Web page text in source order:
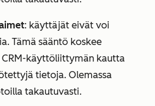
: käyttäjät eivät voi
Tämä sääntö koskee
CRM-käyttöliittymän kautta
tietoja. Olemassa
takautuvasti.